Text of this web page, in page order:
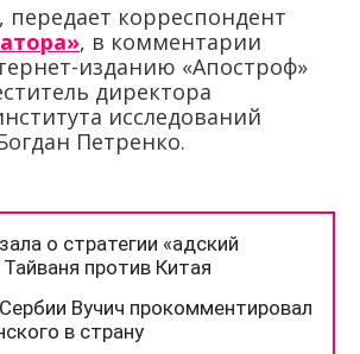
передает корреспондент
, в комментарии
изданию «Апостроф»
директора
исследований
Петренко.